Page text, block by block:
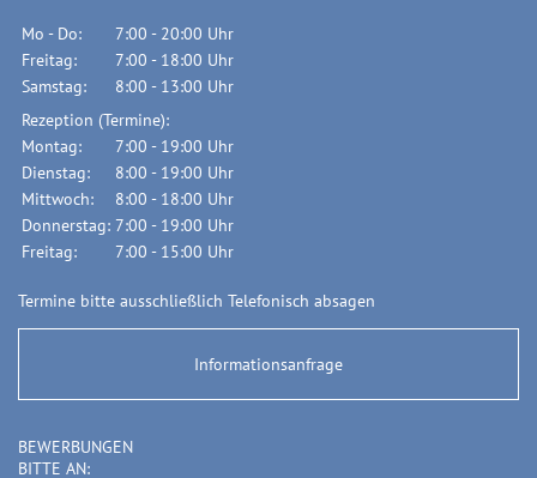
Mo - Do:
7:00 - 20:00 Uhr
Freitag:
7:00 - 18:00 Uhr
Samstag:
8:00 - 13:00 Uhr
Rezeption (Termine):
Montag:
7:00 - 19:00 Uhr
Dienstag:
8:00 - 19:00 Uhr
Mittwoch:
8:00 - 18:00 Uhr
Donnerstag: 7:00 - 19:00 Uhr
Freitag:
7:00 - 15:00 Uhr
Termine bitte ausschließlich Telefonisch absagen
Informationsanfrage
BEWERBUNGEN
BITTE AN: